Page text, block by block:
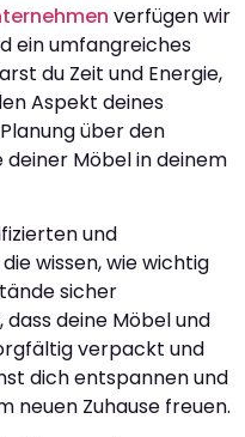
verfügen wir
ein umfangreiches
du Zeit und Energie,
Aspekt deines
über den
Möbel in deinem
und
wissen, wie wichtig
sicher
deine Möbel und
verpackt und
dich entspannen und
neuen Zuhause freuen.